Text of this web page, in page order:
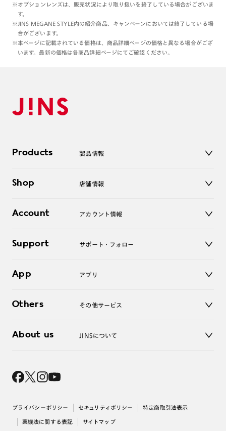
※オプションレンズは、販売状況により取り扱いを終了している場合がございま
す。
※JINS MEGANE STYLE内の紹介商品、キャンペーンにおいては終了している場
合がございます。
※本ページに記載されている価格は、商品詳細ページの価格と異なる場合がござ
います。最新の価格は各商品詳細ページにてご確認ください。
Products 製品情報
サングラス
コンタクトレンズ
アクセサリー
Shop 店舗情報
オンラインショップ
Account アカウント情報
ログアウト
Support サポート・フォロー
よくあるご質問
お問い合わせ
App アプリ
Others その他サービス
レンズ交換
About us JINSについて
採用情報
出店について
プライバシーポリシー セキュリティポリシー 特定商取引法表示
薬機法に関する表記 サイトマップ